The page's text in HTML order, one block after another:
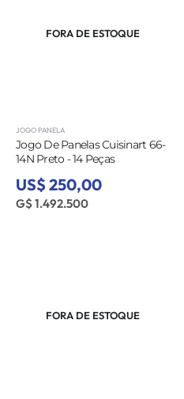
FORA DE ESTOQUE
JOGO PANELA
Jogo De Panelas Cuisinart 66-
14N Preto - 14 Peças
US$ 250,00
G$ 1.492.500
FORA DE ESTOQUE